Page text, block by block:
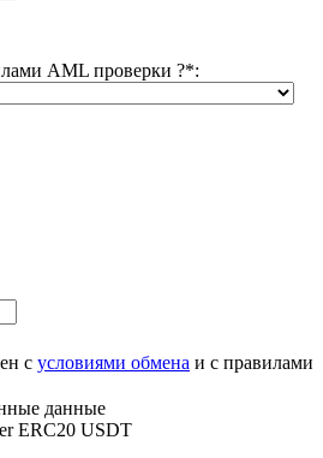
AML проверки ?*:
с условиями обмена и с правилами
данные
ERC20 USDT